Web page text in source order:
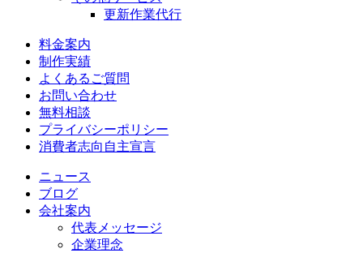
更新作業代行
料金案内
制作実績
よくあるご質問
お問い合わせ
無料相談
プライバシーポリシー
消費者志向自主宣言
ニュース
ブログ
会社案内
代表メッセージ
企業理念